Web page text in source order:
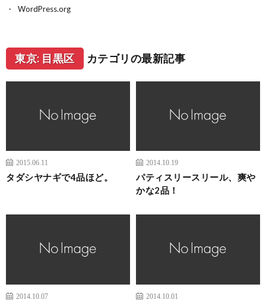
WordPress.org
東京: 目黒区 カテゴリの最新記事
2015.06.11
タダシヤナギで4品ほど。
2014.10.19
パティスリースリール、爽や
かな2品！
2014.10.07 2014.10.01